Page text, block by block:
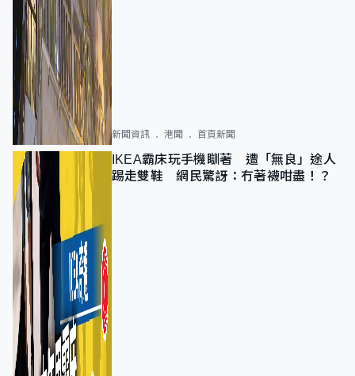
新聞資訊 港聞 首頁新聞
IKEA霸床玩手機瞓著 遭「無良」途人
踢走雙鞋 網民驚訝：冇著襪咁盡！？